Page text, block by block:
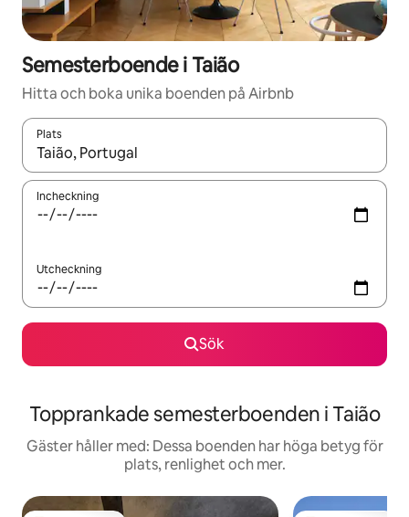
Semesterboende i Taião
Hitta och boka unika boenden på Airbnb
Plats
När resultaten är tillgängliga kan du navigera med upp- och
Incheckning
Utcheckning
Sök
Topprankade semesterboenden i Taião
Gäster håller med: Dessa boenden har höga betyg för
plats, renlighet och mer.